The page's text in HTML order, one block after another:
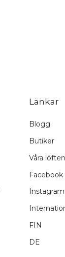
Länkar
Blogg
Butiker
Våra löften
Facebook
Instagram
FIN
DE